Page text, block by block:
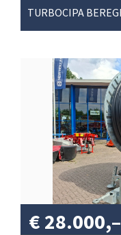
btw/
€ 28.000,–